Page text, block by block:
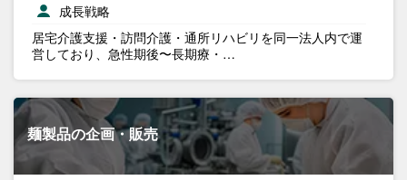
成長戦略
居宅介護支援・訪問介護・通所リハビリを同一法人内で運
営しており、急性期後〜長期療・…
麺製品の企画・販売